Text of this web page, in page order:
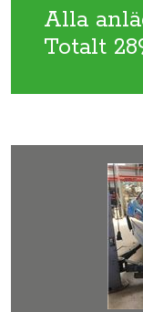
Alla
Totalt